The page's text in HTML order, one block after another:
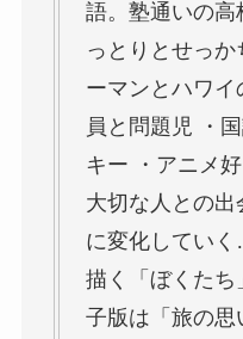
語。塾通いの高
っとりとせっか
ーマンとハワ
員と問題児 ・
キー ・アニメ
大切な人との
に変化してい
描く「ぼくた
子版は「旅の思